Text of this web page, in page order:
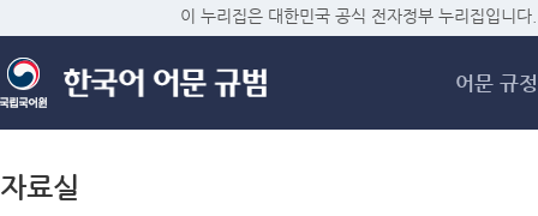
메
이 누리집은 대한민국 공식 전자정부 누리집입니다.
어문 규정
자료실